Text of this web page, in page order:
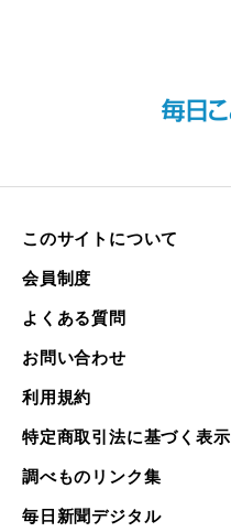
このサイトについて
会員制度
よくある質問
お問い合わせ
利用規約
特定商取引法に基づく表示
調べものリンク集
毎日新聞デジタル